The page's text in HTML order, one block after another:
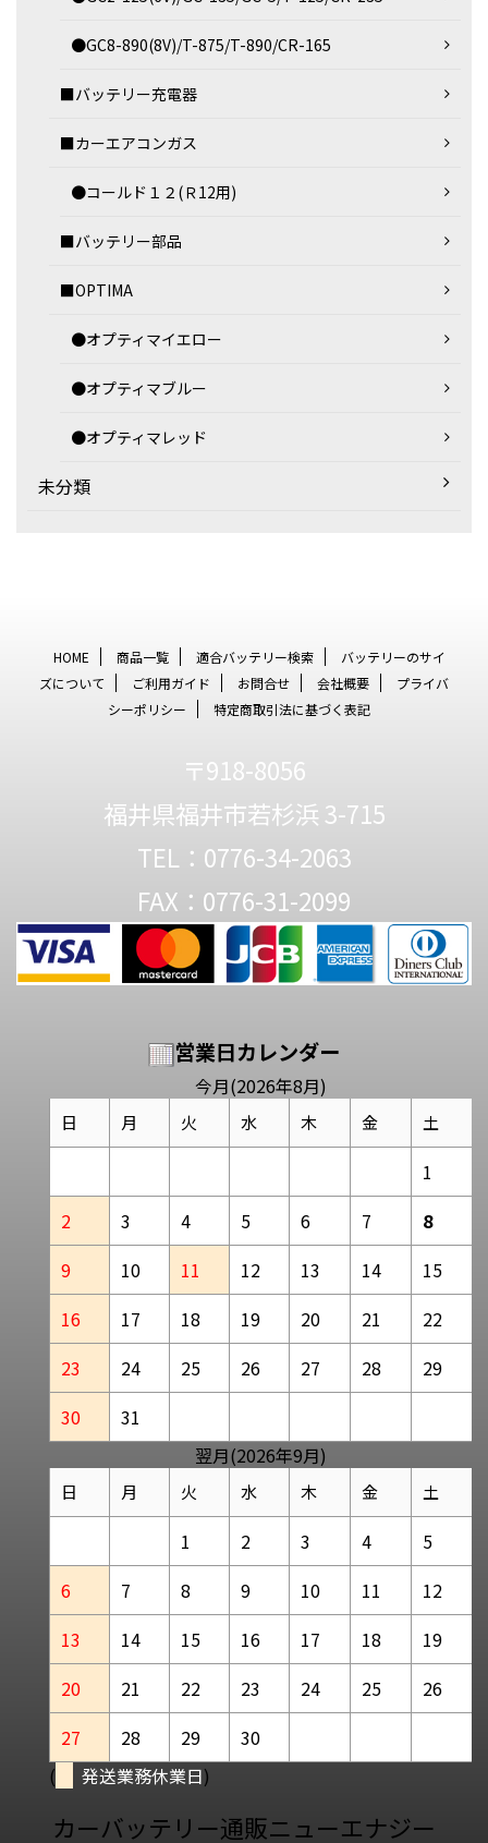
●GC8-890(8V)/T-875/T-890/CR-165
■バッテリー充電器
■カーエアコンガス
●コールド１２(Ｒ12用)
■バッテリー部品
■OPTIMA
●オプティマイエロー
●オプティマブルー
●オプティマレッド
未分類
HOME 商品一覧 適合バッテリー検索
バッテリーのサイ
ズについて
ご利用ガイド お問合せ 会社概要
プライバ
シーポリシー
特定商取引法に基づく表記
〒918-8056
福井県福井市若杉浜 3-715
TEL：0776-34-2063
FAX：0776-31-2099
営業日カレンダー
今月(2026年8月)
日 月 火 水 木 金 土
1
2
3 4 5 6 7
8
9
10 11 12 13 14
15
16
17 18 19 20 21
22
23
24 25 26 27 28
29
30
31
翌月(2026年9月)
日 月 火 水 木 金 土
1 2 3 4
5
6
7 8 9 10 11
12
13
14 15 16 17 18
19
20
21 22 23 24 25
26
27
28 29
30
(
発送業務休業日)
カーバッテリー通販ニューエナジー